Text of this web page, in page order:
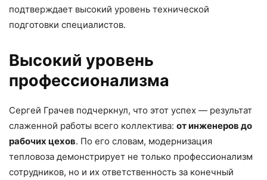
подтверждает высокий уровень технической
подготовки специалистов.
Высокий уровень
профессионализма
Сергей Грачев подчеркнул, что этот успех — результат
слаженной работы всего коллектива: от инженеров до
рабочих цехов. По его словам, модернизация
тепловоза демонстрирует не только профессионализм
сотрудников, но и их ответственность за конечный